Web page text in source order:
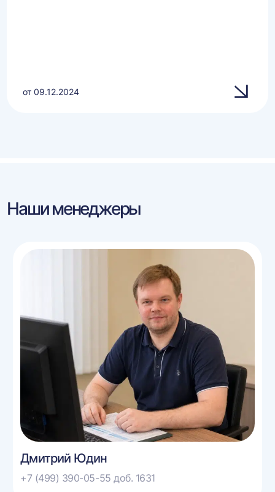
от 09.12.2024
Наши менеджеры
Дмитрий Юдин
+7 (499) 390-05-55 доб. 1631